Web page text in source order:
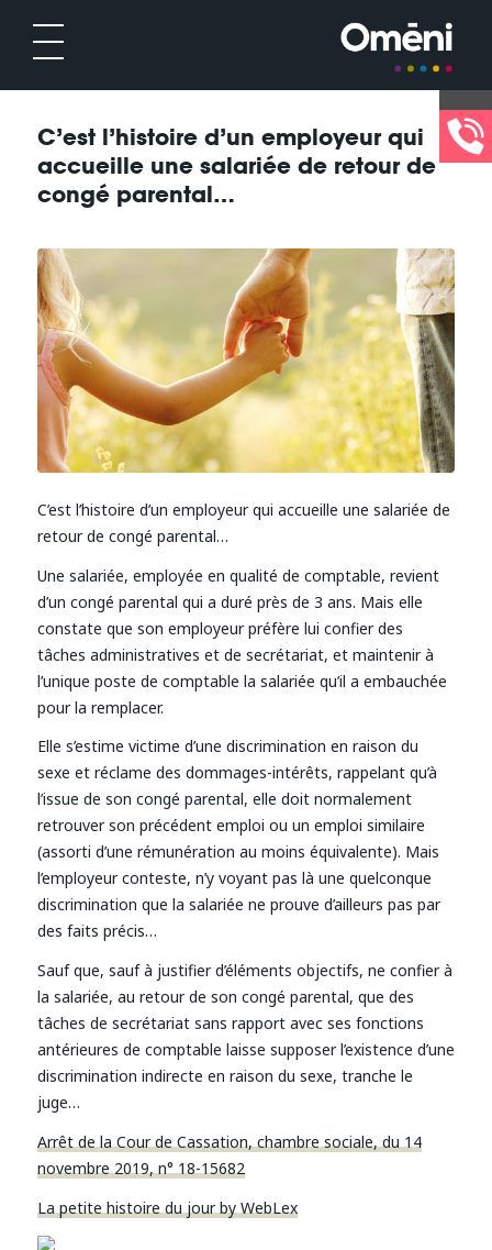
C’est l’histoire d’un employeur qui
accueille une salariée de retour de
congé parental…
C’est l’histoire d’un employeur qui accueille une salariée de
retour de congé parental…
Une salariée, employée en qualité de comptable, revient
d’un congé parental qui a duré près de 3 ans. Mais elle
constate que son employeur préfère lui confier des
tâches administratives et de secrétariat, et maintenir à
l’unique poste de comptable la salariée qu’il a embauchée
pour la remplacer.
Elle s’estime victime d’une discrimination en raison du
sexe et réclame des dommages-intérêts, rappelant qu’à
l’issue de son congé parental, elle doit normalement
retrouver son précédent emploi ou un emploi similaire
(assorti d’une rémunération au moins équivalente). Mais
l’employeur conteste, n’y voyant pas là une quelconque
discrimination que la salariée ne prouve d’ailleurs pas par
des faits précis…
Sauf que, sauf à justifier d’éléments objectifs, ne confier à
la salariée, au retour de son congé parental, que des
tâches de secrétariat sans rapport avec ses fonctions
antérieures de comptable laisse supposer l’existence d’une
discrimination indirecte en raison du sexe, tranche le
juge…
Arrêt de la Cour de Cassation, chambre sociale, du 14
novembre 2019, n° 18-15682
La petite histoire du jour by WebLex